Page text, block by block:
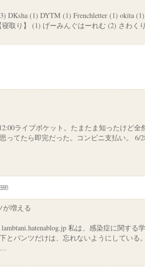
DKsha (1) DYTM (1) Frenchletter (1) okita
取り】 (1) げーみんぐはーれむ (2) さわく
ライブポケット。たまたま知ったけど全
てたら即完だった。コンビニ支払い。 6/
が増える
私は、感染症に関する
とパンツだけは、忘れないようにしている
…